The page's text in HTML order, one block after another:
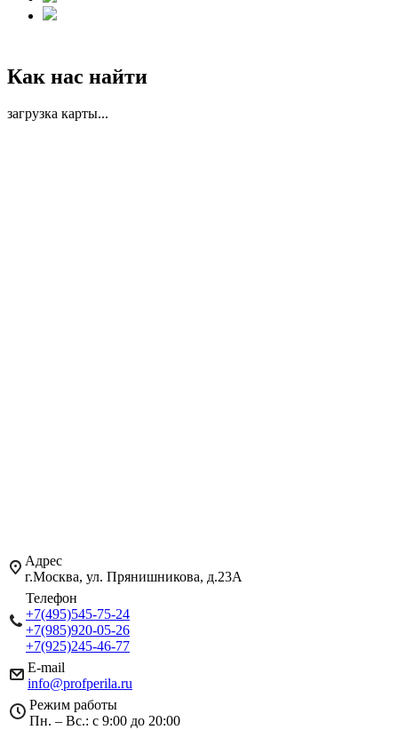
Как нас найти
загрузка карты...
Адрес
г.Москва, ул. Прянишникова, д.23А
Телефон
+7(495)545-75-24
+7(985)920-05-26
+7(925)245-46-77
E-mail
info@profperila.ru
Режим работы
Пн. – Вс.: с 9:00 до 20:00